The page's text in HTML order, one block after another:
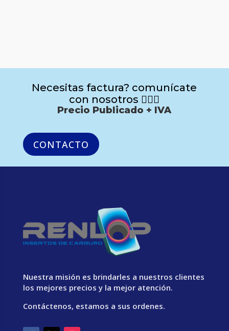
Necesitas factura? comunícate
con nosotros 🙋🏻‍♂️
Precio Publicado + IVA
CONTACTO
Nuestra misión es brindarles a nuestros clientes
los mejores precios y la mejor atención.
Contáctenos, estamos a sus ordenes.